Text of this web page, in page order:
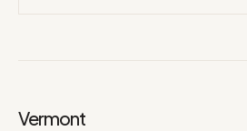
Vermont